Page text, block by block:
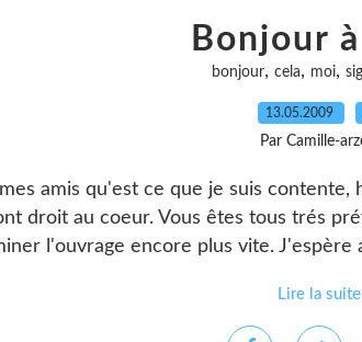
Bonjour
bonjour, cela, moi,
13.05.2009
Par Camille-
amis qu'est ce que je suis contente,
droit au coeur. Vous êtes tous trés
l'ouvrage encore plus vite. J'espère
Lire la suite